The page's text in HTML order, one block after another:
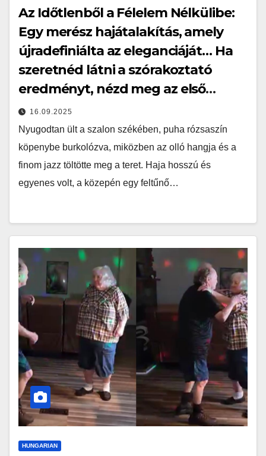
Az Időtlenből a Félelem Nélkülibe:
Egy merész hajátalakítás, amely
újradefiniálta az eleganciáját… Ha
szeretnéd látni a szórakoztató
eredményt, nézd meg az első
kommentet…
16.09.2025
Nyugodtan ült a szalon székében, puha rózsaszín
köpenybe burkolózva, miközben az olló hangja és a
finom jazz töltötte meg a teret. Haja hosszú és
egyenes volt, a közepén egy feltűnő…
HUNGARIAN